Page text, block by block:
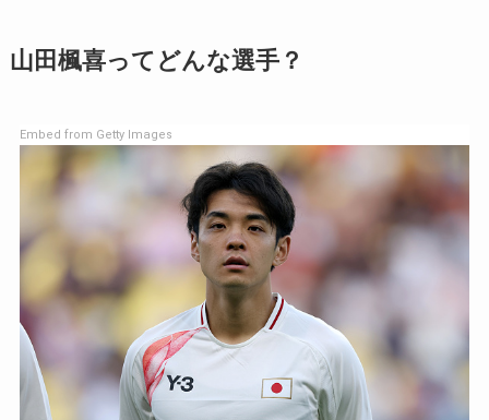
山田楓喜ってどんな選手？
Embed from Getty Images